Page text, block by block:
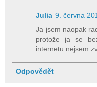
Julia 9. června
Ja jsem naopak
protože ja se
internetu nejsem
Odpovědět